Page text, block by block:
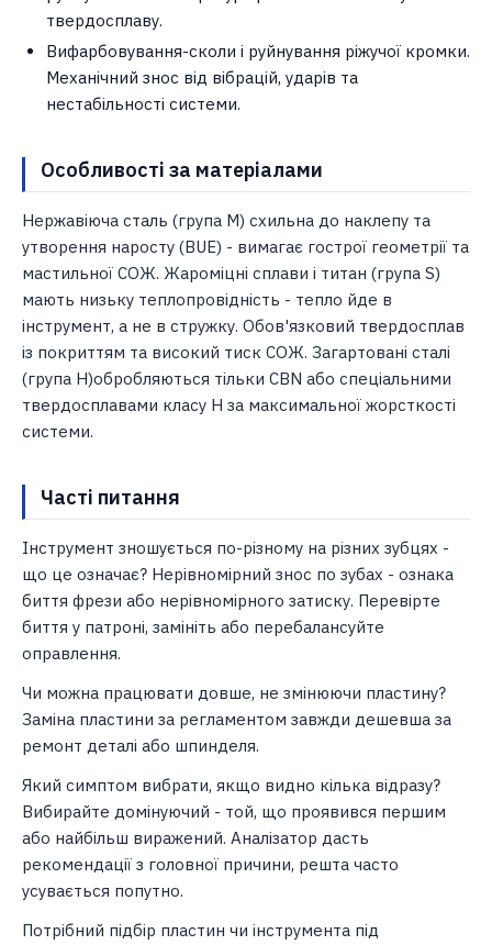
твердосплаву.
Вифарбовування-сколи і руйнування ріжучої кромки.
Механічний знос від вібрацій, ударів та
нестабільності системи.
Особливості за матеріалами
Нержавіюча сталь (група M) схильна до наклепу та
утворення наросту (BUE) - вимагає гострої геометрії та
мастильної СОЖ. Жароміцні сплави і титан (група S)
мають низьку теплопровідність - тепло йде в
інструмент, а не в стружку. Обов'язковий твердосплав
із покриттям та високий тиск СОЖ. Загартовані сталі
(група H)обробляються тільки CBN або спеціальними
твердосплавами класу H за максимальної жорсткості
системи.
Часті питання
Інструмент зношується по-різному на різних зубцях -
що це означає? Нерівномірний знос по зубах - ознака
биття фрези або нерівномірного затиску. Перевірте
биття у патроні, замініть або перебалансуйте
оправлення.
Чи можна працювати довше, не змінюючи пластину?
Заміна пластини за регламентом завжди дешевша за
ремонт деталі або шпинделя.
Який симптом вибрати, якщо видно кілька відразу?
Вибирайте домінуючий - той, що проявився першим
або найбільш виражений. Аналізатор дасть
рекомендації з головної причини, решта часто
усувається попутно.
Потрібний підбір пластин чи інструмента під